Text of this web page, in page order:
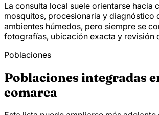
La consulta local suele orientarse hacia
mosquitos, procesionaria y diagnóstico
ambientes húmedos, pero siempre se
fotografías, ubicación exacta y revisión
Poblaciones
Poblaciones integradas
comarca